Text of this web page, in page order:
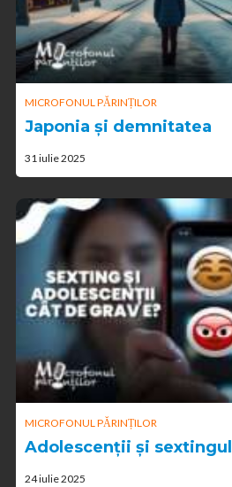
MICROFONUL PĂRINȚILOR
Japonia și demnitatea
31 iulie 2025
MICROFONUL PĂRINȚILOR
Adolescenții și sextingul
24 iulie 2025